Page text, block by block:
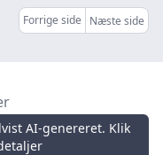
Forrige side Næste side
AI-genereret. Klik